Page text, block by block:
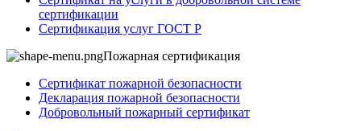
сертификации
Сертификация услуг ГОСТ Р
Пожарная сертификация
Сертификат пожарной безопасности
Декларация пожарной безопасности
Добровольный пожарный сертификат